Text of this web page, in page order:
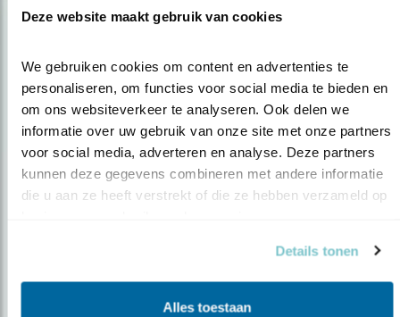
Deze website maakt gebruik van cookies
We gebruiken cookies om content en advertenties te
personaliseren, om functies voor social media te bieden en
om ons websiteverkeer te analyseren. Ook delen we
informatie over uw gebruik van onze site met onze partners
voor social media, adverteren en analyse. Deze partners
kunnen deze gegevens combineren met andere informatie
die u aan ze heeft verstrekt of die ze hebben verzameld op
Details tonen
Alles toestaan
Op de hoogte blijven?
Meld je aan en ontvang nieuws, inspiratie, acties en tips
over vogels en activiteiten van Vogelbescherming.